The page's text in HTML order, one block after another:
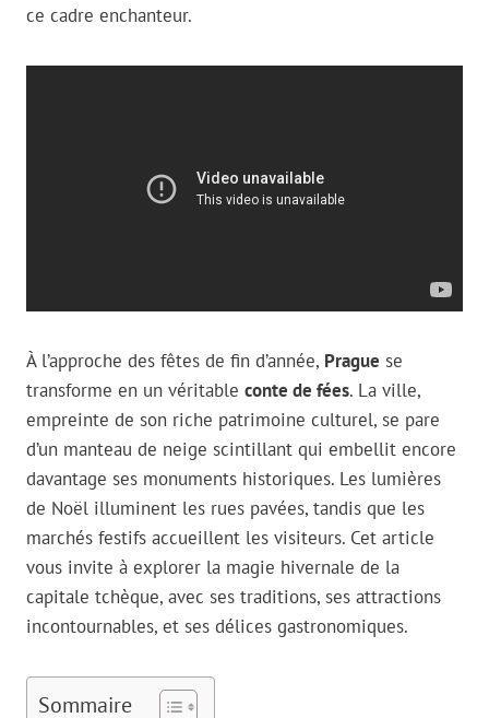
ce cadre enchanteur.
À l’approche des fêtes de fin d’année, Prague se
transforme en un véritable conte de fées. La ville,
empreinte de son riche patrimoine culturel, se pare
d’un manteau de neige scintillant qui embellit encore
davantage ses monuments historiques. Les lumières
de Noël illuminent les rues pavées, tandis que les
marchés festifs accueillent les visiteurs. Cet article
vous invite à explorer la magie hivernale de la
capitale tchèque, avec ses traditions, ses attractions
incontournables, et ses délices gastronomiques.
Sommaire